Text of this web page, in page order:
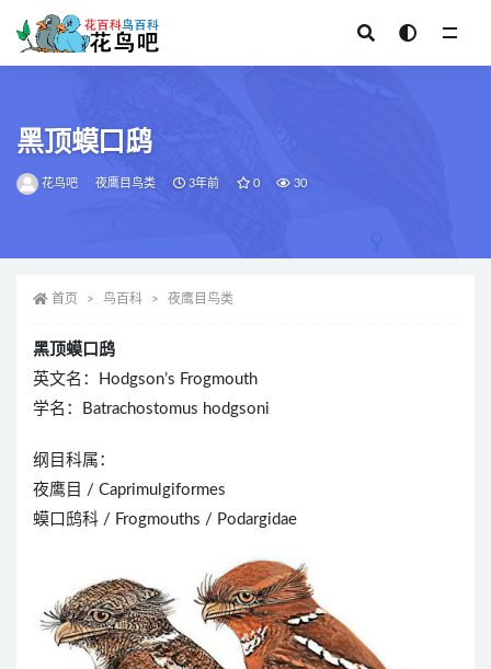
黑顶蟆口鸱
花鸟吧 夜鹰目鸟类 3年前 0 30
首页 鸟百科 夜鹰目鸟类
黑顶蟆口鸱
英文名：Hodgson’s Frogmouth
学名：Batrachostomus hodgsoni
纲目科属：
夜鹰目 / Caprimulgiformes
蟆口鸱科 / Frogmouths / Podargidae